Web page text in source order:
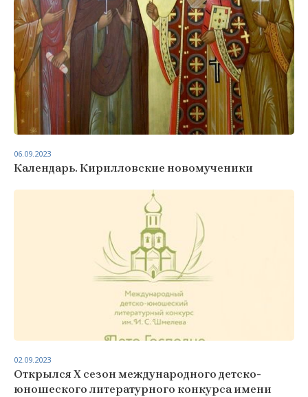
Календарь. Кирилловские новомученики
06.09.2023
Открылся Х сезон международного детско-
юношеского литературного конкурса имени
02.09.2023